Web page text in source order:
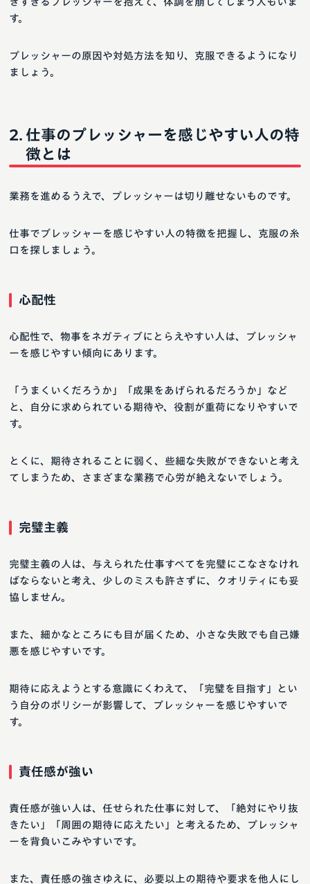
す。
プレッシャーの原因や対処方法を知り、克服できるようになり
ましょう。
仕事のプレッシャーを感じやすい人の特
徴とは
業務を進めるうえで、プレッシャーは切り離せないものです。
仕事でプレッシャーを感じやすい人の特徴を把握し、克服の糸
口を探しましょう。
心配性
心配性で、物事をネガティブにとらえやすい人は、プレッシャ
ーを感じやすい傾向にあります。
「うまくいくだろうか」「成果をあげられるだろうか」など
と、自分に求められている期待や、役割が重荷になりやすいで
す。
とくに、期待されることに弱く、些細な失敗ができないと考え
てしまうため、さまざまな業務で心労が絶えないでしょう。
完璧主義
完璧主義の人は、与えられた仕事すべてを完璧にこなさなけれ
ばならないと考え、少しのミスも許さずに、クオリティにも妥
協しません。
また、細かなところにも目が届くため、小さな失敗でも自己嫌
悪を感じやすいです。
期待に応えようとする意識にくわえて、「完璧を目指す」とい
う自分のポリシーが影響して、プレッシャーを感じやすいで
す。
責任感が強い
責任感が強い人は、任せられた仕事に対して、「絶対にやり抜
きたい」「周囲の期待に応えたい」と考えるため、プレッシャ
ーを背負いこみやすいです。
また、責任感の強さゆえに、必要以上の期待や要求を他人にし